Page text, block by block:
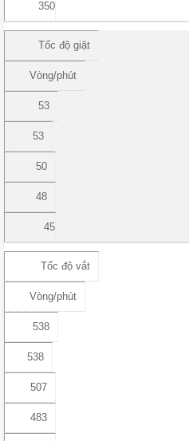
350
Tốc độ giặt
Vòng/phút
53
53
50
48
45
Tốc độ vắt
Vòng/phút
538
538
507
483